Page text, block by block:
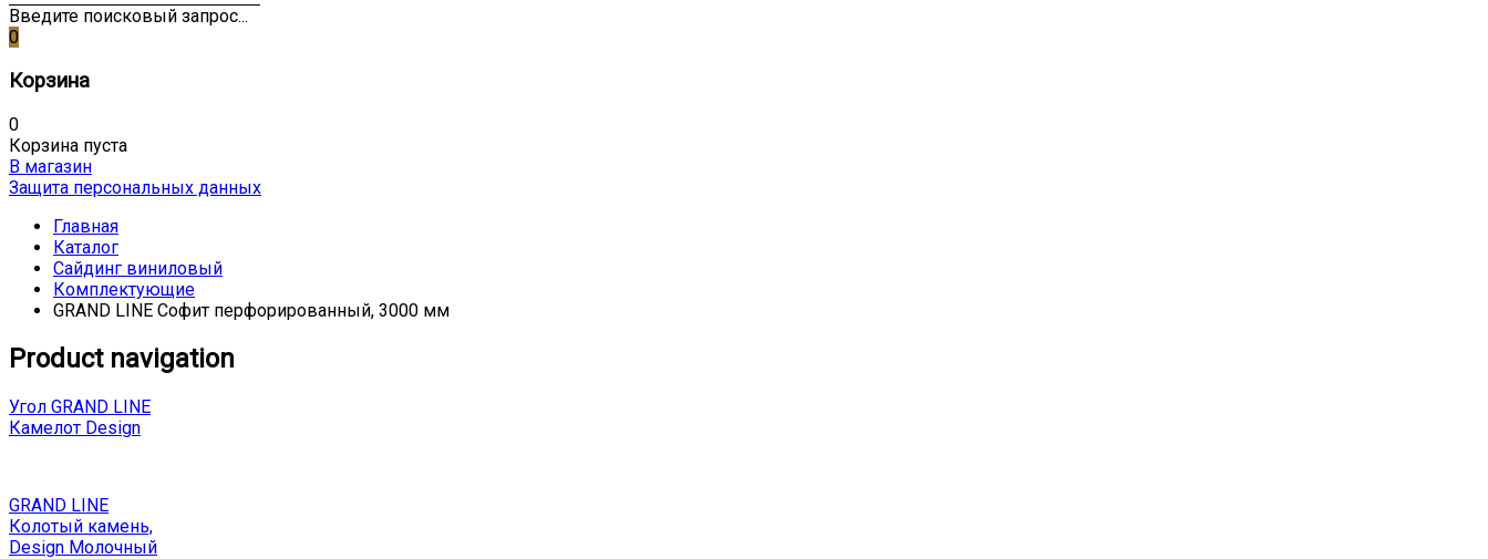
Введите поисковый запрос...
0
Корзина
0
Корзина пуста
В магазин
Защита персональных данных
Главная
Каталог
Сайдинг виниловый
Комплектующие
GRAND LINE Софит перфорированный, 3000 мм
Product navigation
Угол GRAND LINE
Камелот Design
GRAND LINE
Колотый камень,
Design Молочный